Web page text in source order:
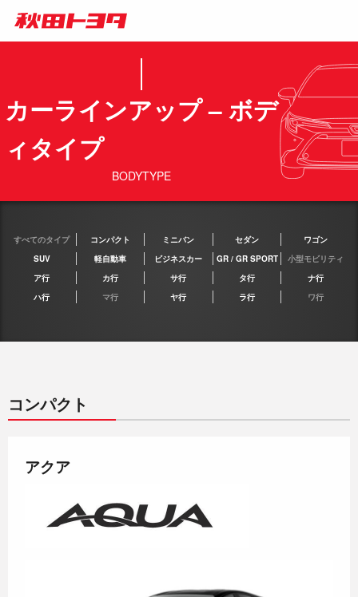
カーラインアップ – ボデ
ィタイプ
BODYTYPE
すべてのタイプ コンパクト ミニバン セダン
ワゴン
SUV
軽自動車 ビジネスカー GR / GR SPORT
小型モビリティ
ア行
カ行 サ行 タ行
ナ行
ハ行
マ行 ヤ行 ラ行 ワ行
コンパクト
アクア